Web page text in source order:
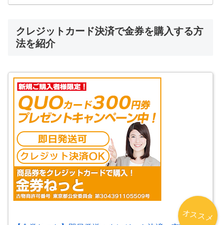
クレジットカード決済で金券を購入する方
法を紹介
オススメ